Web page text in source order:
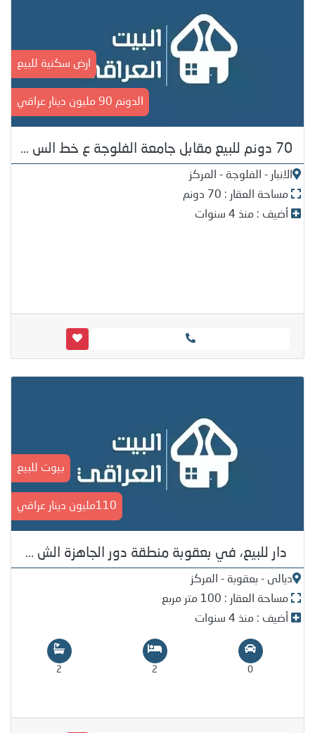
ارض سكنية للبيع
الدونم 90 مليون دينار عراقي
70 دونم للبيع مقابل جامعة الفلوجة ع خط الس ...
الانبار - الفلوجة - المركز
مساحة العقار : 70 دونم
أضيف : منذ 4 سنوات
بيوت للبيع
110مليون دينار عراقي
دار للبيع، في بعقوبة منطقة دور الجاهزة الش ...
ديالى - بعقوبة - المركز
مساحة العقار : 100 متر مربع
أضيف : منذ 4 سنوات
0
2
2